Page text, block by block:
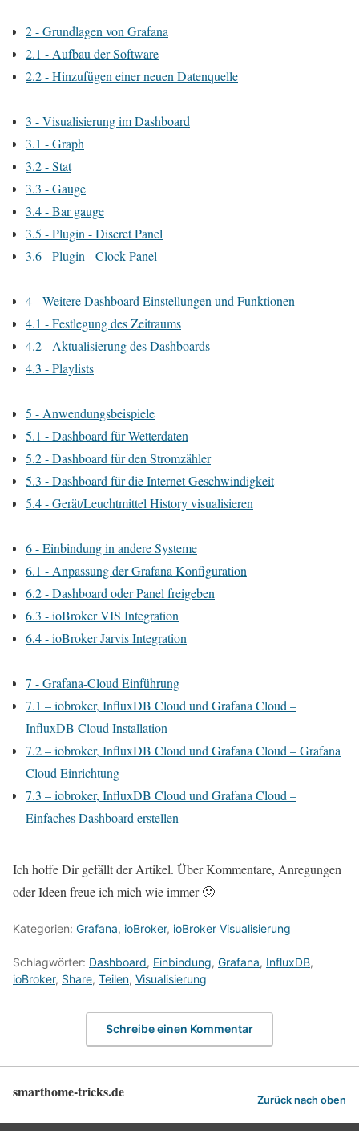
2 - Grundlagen von Grafana
2.1 - Aufbau der Software
2.2 - Hinzufügen einer neuen Datenquelle
3 - Visualisierung im Dashboard
3.1 - Graph
3.2 - Stat
3.3 - Gauge
3.4 - Bar gauge
3.5 - Plugin - Discret Panel
3.6 - Plugin - Clock Panel
4 - Weitere Dashboard Einstellungen und Funktionen
4.1 - Festlegung des Zeitraums
4.2 - Aktualisierung des Dashboards
4.3 - Playlists
5 - Anwendungsbeispiele
5.1 - Dashboard für Wetterdaten
5.2 - Dashboard für den Stromzähler
5.3 - Dashboard für die Internet Geschwindigkeit
5.4 - Gerät/Leuchtmittel History visualisieren
6 - Einbindung in andere Systeme
6.1 - Anpassung der Grafana Konfiguration
6.2 - Dashboard oder Panel freigeben
6.3 - ioBroker VIS Integration
6.4 - ioBroker Jarvis Integration
7 - Grafana-Cloud Einführung
7.1 – iobroker, InfluxDB Cloud und Grafana Cloud –
InfluxDB Cloud Installation
7.2 – iobroker, InfluxDB Cloud und Grafana Cloud – Grafana
Cloud Einrichtung
7.3 – iobroker, InfluxDB Cloud und Grafana Cloud –
Einfaches Dashboard erstellen
Ich hoffe Dir gefällt der Artikel. Über Kommentare, Anregungen
oder Ideen freue ich mich wie immer 🙂
Kategorien: Grafana, ioBroker, ioBroker Visualisierung
Schlagwörter: Dashboard, Einbindung, Grafana, InfluxDB,
ioBroker, Share, Teilen, Visualisierung
Schreibe einen Kommentar
smarthome-tricks.de Zurück nach oben